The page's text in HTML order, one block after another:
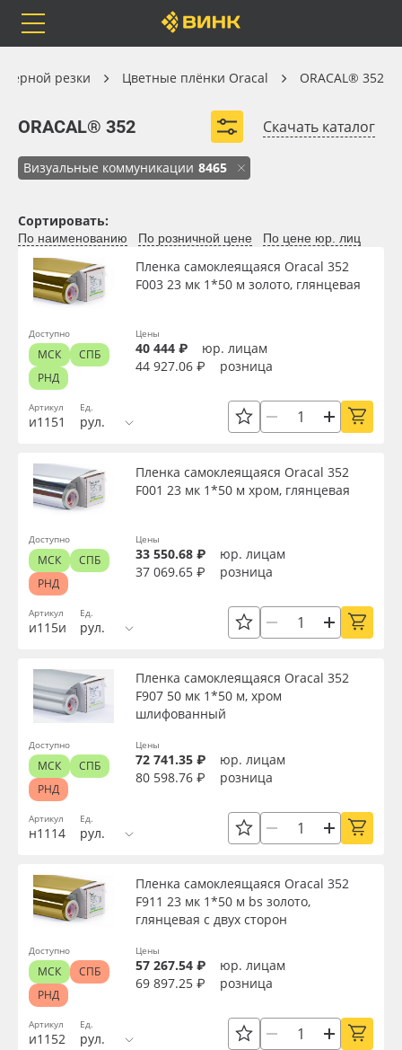
Каталог
Orafol
Бренды
Оплата
Сервис
Компания
Контакты
Блог
Избранное
8 800 550 7888
Москва
Весь каталог
Рулонные материалы
Самоклеящиеся плёнки
Чернила
Клей, скотчи и крепёж
Профильные системы
Сублимация и термотрансфер
Светотехника
Упаковочные материалы
Оборудование и инструмент
Новинки ассортимента
Oracal 641
Orajet 3640
Плёнка монтажная Oratape
ПЭТ листовой
ПЭТ бэклит
резки Цветные плёнки Oracal ORACAL® 352
ORACAL® 352 Скачать каталог
Визуальные коммуникации 8465
Цветные плёнки Oracal
Вид
Ширина, м
Длина рулона, м
Толщина, мкм
Материал
Клей
Текстура
Срок эксплуатации, лет
Страна происхождения
Производитель
Торговая марка
Серия
Назначение
Сортировать:
По наименованию По розничной цене По цене юр. лиц
Артикул
и1151
Пленка самоклеящаяся Oracal 352
F003 23 мк 1*50 м золото, глянцевая
Ед.
рул.
Цены
40 444 ₽
юр. лицам
44 927.06 ₽
розница
Доступно
МСК
СПБ
РНД
Артикул
и115и
Пленка самоклеящаяся Oracal 352
F001 23 мк 1*50 м хром, глянцевая
Ед.
рул.
Цены
33 550.68 ₽
юр. лицам
37 069.65 ₽
розница
Доступно
МСК
СПБ
РНД
Артикул
н1114
Пленка самоклеящаяся Oracal 352
F907 50 мк 1*50 м, хром
шлифованный
Ед.
рул.
Цены
72 741.35 ₽
юр. лицам
80 598.76 ₽
розница
Доступно
МСК
СПБ
РНД
Артикул
и1152
Пленка самоклеящаяся Oracal 352
F911 23 мк 1*50 м bs золото,
глянцевая с двух сторон
Ед.
рул.
Цены
57 267.54 ₽
юр. лицам
69 897.25 ₽
розница
Доступно
МСК
СПБ
РНД